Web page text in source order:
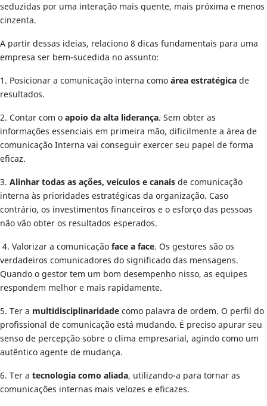
seduzidas por uma interação mais quente, mais próxima e menos
cinzenta.
A partir dessas ideias, relaciono 8 dicas fundamentais para uma
empresa ser bem-sucedida no assunto:
1. Posicionar a comunicação interna comoárea estratégicade
resultados.
2. Contar com oapoio da alta liderança. Sem obter as
informações essenciais em primeira mão, dificilmente a área de
comunicação Interna vai conseguir exercer seu papel de forma
eficaz.
3. Alinhar todas as ações, veículos e canaisde comunicação
interna às prioridades estratégicas da organização. Caso
contrário, os investimentos financeiros e o esforço das pessoas
não vão obter os resultados esperados.
4. Valorizar a comunicaçãoface a face. Os gestores são os
verdadeiros comunicadores do significado das mensagens.
Quando o gestor tem um bom desempenho nisso, as equipes
respondem melhor e mais rapidamente.
5. Ter a multidisciplinaridadecomo palavra de ordem. O perfil do
profissional de comunicação está mudando. É preciso apurar seu
senso de percepção sobre o clima empresarial, agindo como um
autêntico agente de mudança.
6. Ter a tecnologia como aliada, utilizando-a para tornar as
comunicações internas mais velozes e eficazes.